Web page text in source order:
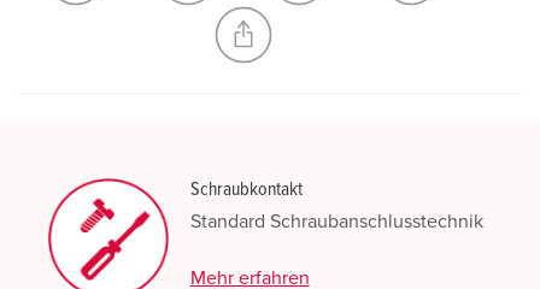
Schraubkontakt
Standard Schraubanschlusstechnik
Mehr erfahren